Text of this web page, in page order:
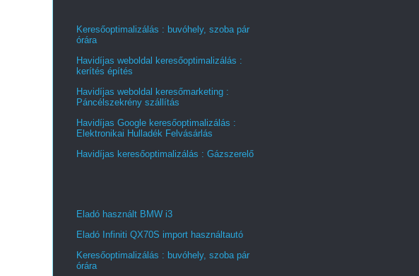
Keresőoptimalizálás : buvóhely, szoba pár
órára
Havidíjas weboldal keresőoptimalizálás :
kerítés építés
Havidíjas weboldal keresőmarketing :
Páncélszekrény szállítás
Havidíjas Google keresőoptimalizálás :
Elektronikai Hulladék Felvásárlás
Havidíjas keresőoptimalizálás : Gázszerelő
Eladó használt BMW i3
Eladó Infiniti QX70S import használtautó
Keresőoptimalizálás : buvóhely, szoba pár
órára